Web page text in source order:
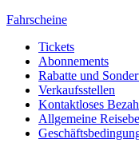
Fahrscheine
Tickets
Abonnements
Rabatte und
Verkaufsstellen
Kontaktloses
Allgemeine